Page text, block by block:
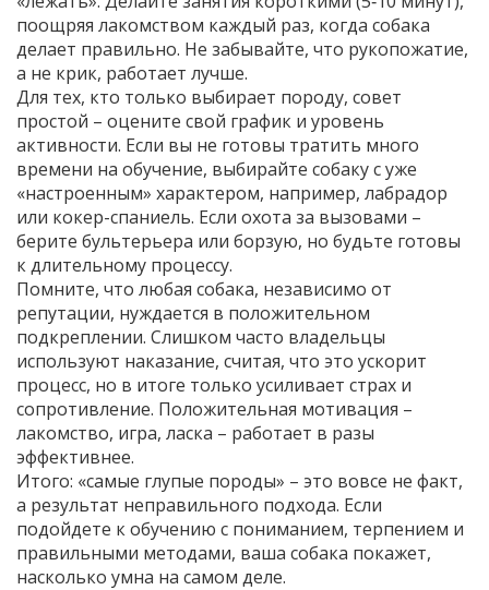
поощряя лакомством каждый раз, когда собака
делает правильно. Не забывайте, что рукопожатие,
а не крик, работает лучше.
Для тех, кто только выбирает породу, совет
простой – оцените свой график и уровень
активности. Если вы не готовы тратить много
времени на обучение, выбирайте собаку с уже
«настроенным» характером, например, лабрадор
или кокер-спаниель. Если охота за вызовами –
берите бультерьера или борзую, но будьте готовы
к длительному процессу.
Помните, что любая собака, независимо от
репутации, нуждается в положительном
подкреплении. Слишком часто владельцы
используют наказание, считая, что это ускорит
процесс, но в итоге только усиливает страх и
сопротивление. Положительная мотивация –
лакомство, игра, ласка – работает в разы
эффективнее.
Итого: «самые глупые породы» – это вовсе не факт,
а результат неправильного подхода. Если
подойдете к обучению с пониманием, терпением и
правильными методами, ваша собака покажет,
насколько умна на самом деле.